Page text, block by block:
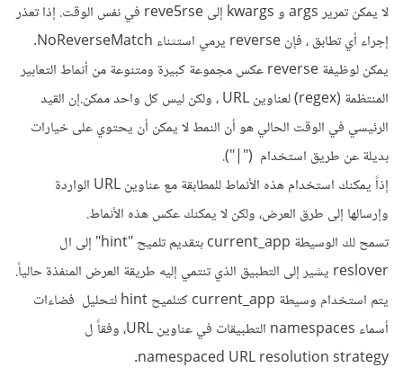
لا يمكن تمرير args و kwargs إلى reve5rse في نفس الوقت. إذا تعذر
إجراء أي تطابق ، فإن reverse يرمي استثناء NoReverseMatch.
يمكن لوظيفة reverse عكس مجموعة كبيرة ومتنوعة من أنماط التعابير
المنتظمة (regex) لعناوين URL ، ولكن ليس كل واحد ممكن.إن القيد
الرئيسي في الوقت الحالي هو أن النمط لا يمكن أن يحتوي على خيارات
بديلة عن طريق استخدام ("|").
إذاً يمكنك استخدام هذه الأنماط للمطابقة مع عناوين URL الواردة
وإرسالها إلى طرق العرض، ولكن لا يمكنك عكس هذه الأنماط.
تسمح لك الوسيطة current_app بتقديم تلميح "hint" إلى ال
reslover يشير إلى التطبيق الذي تنتمي إليه طريقة العرض المنفذة حالياً.
يتم استخدام وسيطة current_app كتلميح hint لتحليل فضاءات
أسماء namespaces التطبيقات في عناوين URL، وفقاً ل
namespaced URL resolution strategy.